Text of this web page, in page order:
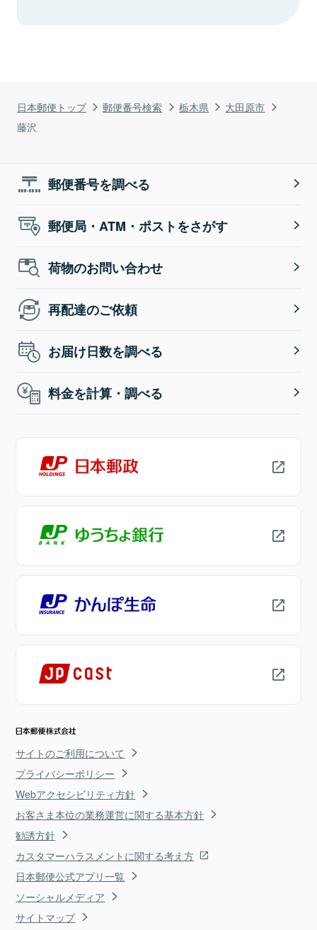
日本郵便トップ 郵便番号検索 栃木県
大田原市
藤沢
郵便番号を調べる
郵便局・ATM・ポストをさがす
荷物のお問い合わせ
再配達のご依頼
お届け日数を調べる
料金を計算・調べる
サイトのご利用について
プライバシーポリシー
Webアクセシビリティ方針
お客さま本位の業務運営に関する基本方針
勧誘方針
カスタマーハラスメントに関する考え方
日本郵便公式アプリ一覧
ソーシャルメディア
サイトマップ